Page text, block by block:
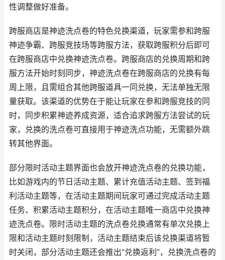
性调整做好准备。
跨服商店是神迹洗点卷的特色兑换渠道，玩家需参和跨服
神迹争霸、跨服竞技场等跨服方法，获取跨服积分后即可
在跨服商店中兑换神迹洗点卷。跨服商店的兑换周期和跨
服方法开始时刻同步，神迹洗点卷在跨服商店的兑换有每
周上限，且需组合其他跨服道具一同兑换，无法单独无限
量获取。该渠道的优势在于能让玩家在参和跨服竞技的同
时，同步积累神迹养成资源，适合追求跨服方法尝试的玩
家，兑换的洗点卷可直接用于神迹洗点功能，无需额外跳
转其他界面。
部分限时活动主题界面也会放开神迹洗点卷的兑换功能，
比如游戏内的节日活动主题、累计充值活动主题、签到福
利活动主题等，在活动主题期间玩家可通过完成活动主题
任务、积累活动主题积分，在活动主题唯一商店中兑换神
迹洗点卷。限时活动主题的洗点卷兑换通常有单次兑换上
限和活动主题时刻限制，活动主题结束后该兑换渠道将暂
时关闭，部分活动主题还会推出“兑换返利”，兑换洗点卷的